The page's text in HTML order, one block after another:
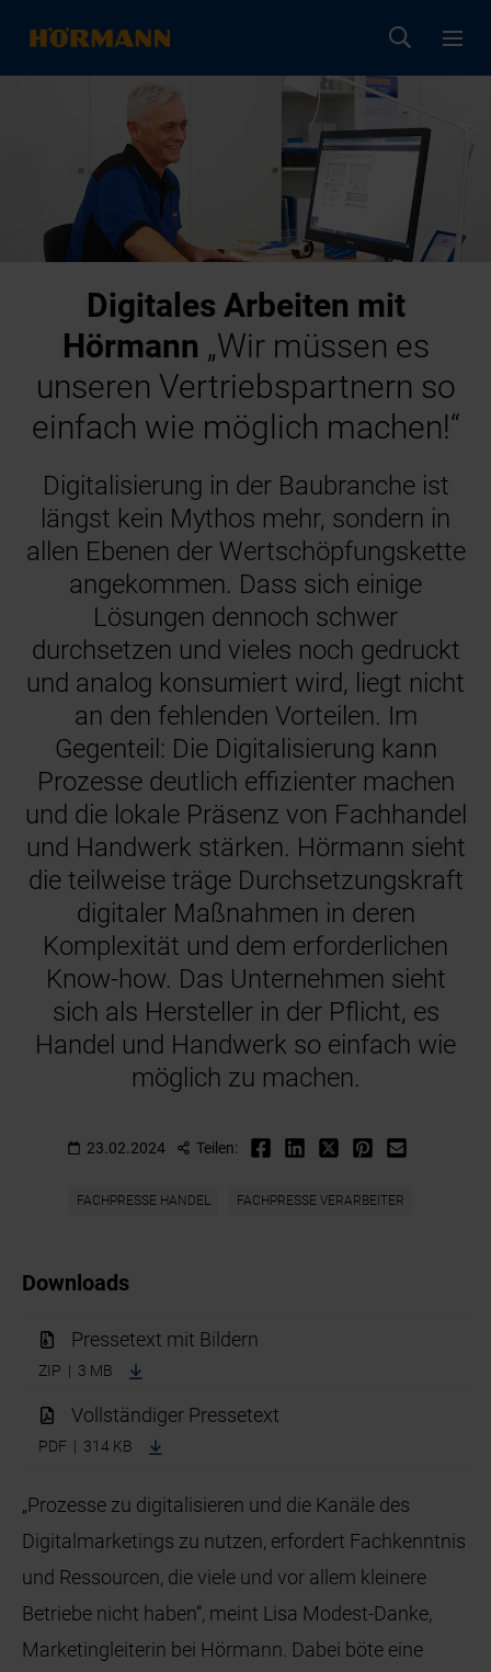
Digitales Arbeiten mit
Hörmann „Wir müssen es
unseren Vertriebspartnern so
einfach wie möglich machen!“
Digitalisierung in der Baubranche ist
längst kein Mythos mehr, sondern in
allen Ebenen der Wertschöpfungskette
angekommen. Dass sich einige
Lösungen dennoch schwer
durchsetzen und vieles noch gedruckt
und analog konsumiert wird, liegt nicht
an den fehlenden Vorteilen. Im
Gegenteil: Die Digitalisierung kann
Prozesse deutlich effizienter machen
und die lokale Präsenz von Fachhandel
und Handwerk stärken. Hörmann sieht
die teilweise träge Durchsetzungskraft
digitaler Maßnahmen in deren
Komplexität und dem erforderlichen
Know-how. Das Unternehmen sieht
sich als Hersteller in der Pflicht, es
Handel und Handwerk so einfach wie
möglich zu machen.
23.02.2024 Teilen:
FACHPRESSE HANDEL FACHPRESSE VERARBEITER
Downloads
Pressetext mit Bildern
ZIP | 3 MB
Vollständiger Pressetext
PDF | 314 KB
„Prozesse zu digitalisieren und die Kanäle des
Digitalmarketings zu nutzen, erfordert Fachkenntnis
und Ressourcen, die viele und vor allem kleinere
Betriebe nicht haben“, meint Lisa Modest-Danke,
Marketingleiterin bei Hörmann. Dabei böte eine